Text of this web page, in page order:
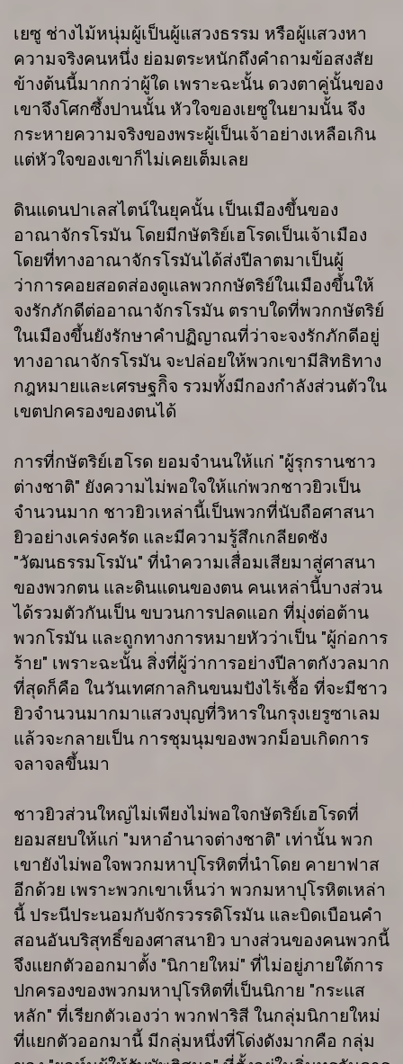
เยซู ช่างไม้หนุ่มผู้เป็นผู้แสวงธรรม หรือผู้แสวงหา
ความจริงคนหนึ่ง ย่อมตระหนักถึงคำถามข้อสงสัย
ข้างต้นนี้มากกว่าผู้ใด เพราะฉะนั้น ดวงตาคู่นั้นของ
เขาจึงโศกซึ้งปานนั้น หัวใจของเยซูในยามนั้น จึง
กระหายความจริงของพระผู้เป็นเจ้าอย่างเหลือเกิน
แต่หัวใจของเขาก็ไม่เคยเต็มเลย
ดินแดนปาเลสไตน์ในยุคนั้น เป็นเมืองขึ้นของ
อาณาจักรโรมัน โดยมีกษัตริย์เฮโรดเป็นเจ้าเมือง
โดยที่ทางอาณาจักรโรมันได้ส่งปีลาตมาเป็นผู้
ว่าการคอยสอดส่องดูแลพวกกษัตริย์ในเมืองขึ้นให้
จงรักภักดีต่ออาณาจักรโรมัน ตราบใดที่พวกกษัตริย์
ในเมืองขึ้นยังรักษาคำปฏิญาณที่ว่าจะจงรักภักดีอยู่
ทางอาณาจักรโรมัน จะปล่อยให้พวกเขามีสิทธิทาง
กฎหมายและเศรษฐกิิจ รวมทั้งมีกองกำลังส่วนตัวใน
เขตปกครองของตนได้
การที่กษัตริย์เฮโรด ยอมจำนนให้แก่ "ผู้รุกรานชาว
ต่างชาติ" ยังความไม่พอใจให้แก่พวกชาวยิวเป็น
จำนวนมาก ชาวยิวเหล่านี้เป็นพวกที่นับถือศาสนา
ยิวอย่างเคร่งครัด และมีความรู้สึกเกลียดชัง
"วัฒนธรรมโรมัน" ที่นำความเสื่อมเสียมาสู่ศาสนา
ของพวกตน และดินแดนของตน คนเหล่านี้บางส่วน
ได้รวมตัวกันเป็น ขบวนการปลดแอก ที่มุ่งต่อต้าน
พวกโรมัน และถูกทางการหมายหัวว่าเป็น "ผู้ก่อการ
ร้าย" เพราะฉะนั้น สิ่งที่ผู้ว่าการอย่างปีลาตกังวลมาก
ที่สุดก็คือ ในวันเทศกาลกินขนมปังไร้เชื้อ ที่จะมีชาว
ยิวจำนวนมากมาแสวงบุญที่วิหารในกรุงเยรูซาเลม
แล้วจะกลายเป็น การชุมนุมของพวกม็อบเกิดการ
จลาจลขึ้นมา
ชาวยิวส่วนใหญ่ไม่เพียงไม่พอใจกษัตริย์เฮโรดที่
ยอมสยบให้แก่ "มหาอำนาจต่างชาติ" เท่านั้น พวก
เขายังไม่พอใจพวกมหาปุโรหิตที่นำโดย คายาฟาส
อีกด้วย เพราะพวกเขาเห็นว่า พวกมหาปุโรหิตเหล่า
นี้ ประนีประนอมกับจักรวรรดิโรมัน และบิดเบือนคำ
สอนอันบริสุทธิ์ของศาสนายิว บางส่วนของคนพวกนี้
จึงแยกตัวออกมาตั้ง "นิกายใหม่" ที่ไม่อยู่ภายใต้การ
ปกครองของพวกมหาปุโรหิตที่เป็นนิกาย "กระแส
หลัก" ที่เรียกตัวเองว่า พวกฟาริสี ในกลุ่มนิกายใหม่
ที่แยกตัวออกมานี้ มีกลุ่มหนึ่งที่โด่งดังมากคือ กลุ่ม